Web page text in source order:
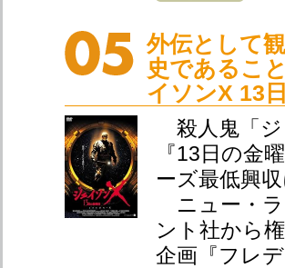
外伝として
史であるこ
イソンX 13
殺人鬼「ジ
『13日の金
ーズ最低興
ニュー・
ント社から
企画『フレ